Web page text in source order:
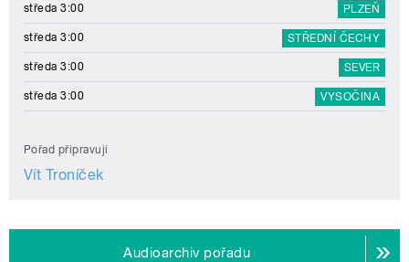
středa 3:00 PLZEŇ
středa 3:00 STŘEDNÍ ČECHY
středa 3:00 SEVER
středa 3:00 VYSOČINA
Pořad připravují
Vít Troníček
Audioarchiv pořadu